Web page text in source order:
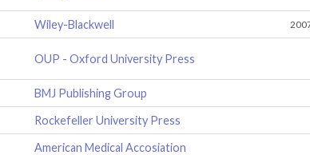
Wiley-Blackwell
OUP - Oxford University Press
BMJ Publishing Group
Rockefeller University Press
American Medical Accosiation